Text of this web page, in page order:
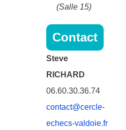
(Salle 15)
Contact
Steve
RICHARD
06.60.30.36.74
contact@cercle-
echecs-valdoie.fr